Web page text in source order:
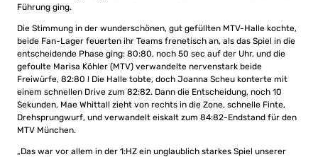
Führung ging.
Die Stimmung in der wunderschönen, gut gefüllten MTV-Halle kochte,
beide Fan-Lager feuerten ihr Teams frenetisch an, als das Spiel in die
entscheidende Phase ging: 80:80, noch 50 sec auf der Uhr, und die
gefoulte Marisa Köhler (MTV) verwandelte nervenstark beide
Freiwürfe, 82:80 ! Die Halle tobte, doch Joanna Scheu konterte mit
einem schnellen Drive zum 82:82. Dann die Entscheidung, noch 10
Sekunden, Mae Whittall zieht von rechts in die Zone, schnelle Finte,
Drehsprungwurf, und verwandelt eiskalt zum 84:82-Endstand für den
MTV München.
„Das war vor allem in der 1:HZ ein unglaublich starkes Spiel unserer